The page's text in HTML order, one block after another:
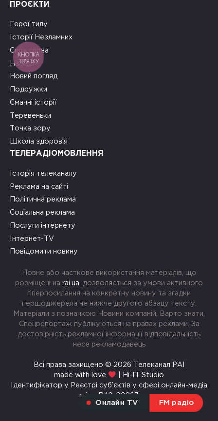
Онлайн TV FM радіо
ПРОЄКТИ
Герої тилу
Історії Незламних
Сила слова
На часі
Новий погляд
Подружки
Смачні історії
Теревеньки
Точка зору
Школа здоров’я
ТЕЛЕРАДІОМОВЛЕННЯ
Історія телеканалу
Реклама на сайті
Політична реклама
Соціальна реклама
Послуги інтернету
Інтернет-TV
Повідомити новину
Повне або часткове використання матеріалів, що
розміщені на rai.ua , дозволяється за умови активного
гіперпосилання на конкретну новину та згадки
першоджерела не нижче другого абзацу тексту.
Матеріали з позначкою Новини компаній, Варто знати,
Спецрепортаж публікуються на правах реклами. За
достовірність рекламної інформації відповідальність
несе рекламодавець
Всі права захищено © 2026 Телеканал РАІ
made with love
| Hi-IT Studio
Ідентифікатор у Реєстрі суб’єктів у сфері онлайн-медіа
rai.ua R40-00967
КНОПКА
ЗВ'ЯЗКУ